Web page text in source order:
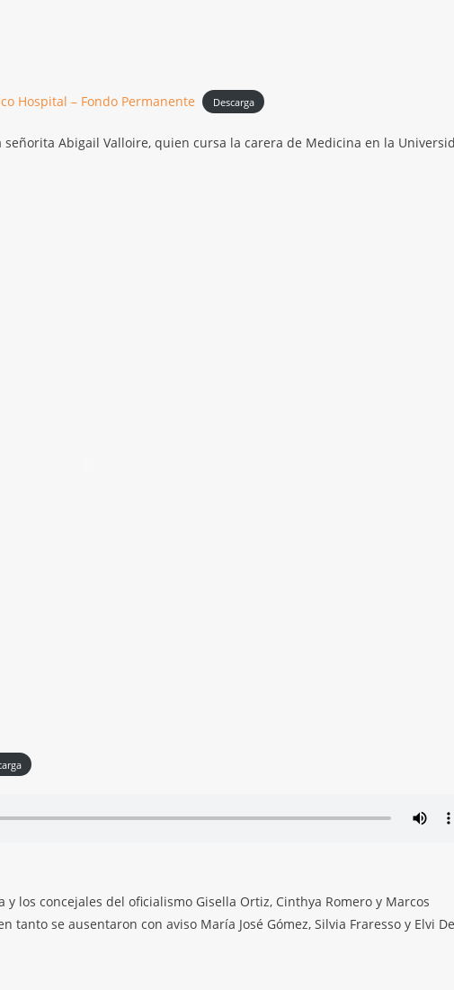
Hospital – Fondo Permanente Descarga
Abigail Valloire, quien cursa la carera de Medicina en la
los concejales del oficialismo Gisella Ortiz, Cinthya Romero y Marcos
tanto se ausentaron con aviso María José Gómez, Silvia Fraresso y Elvi